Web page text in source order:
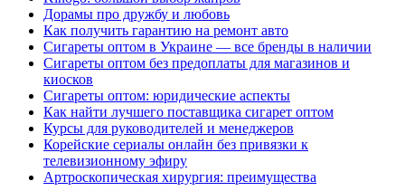
Дорамы про дружбу и любовь
Как получить гарантию на ремонт авто
Сигареты оптом в Украине — все бренды в наличии
Сигареты оптом без предоплаты для магазинов и
киосков
Сигареты оптом: юридические аспекты
Как найти лучшего поставщика сигарет оптом
Курсы для руководителей и менеджеров
Корейские сериалы онлайн без привязки к
телевизионному эфиру
Артроскопическая хирургия: преимущества